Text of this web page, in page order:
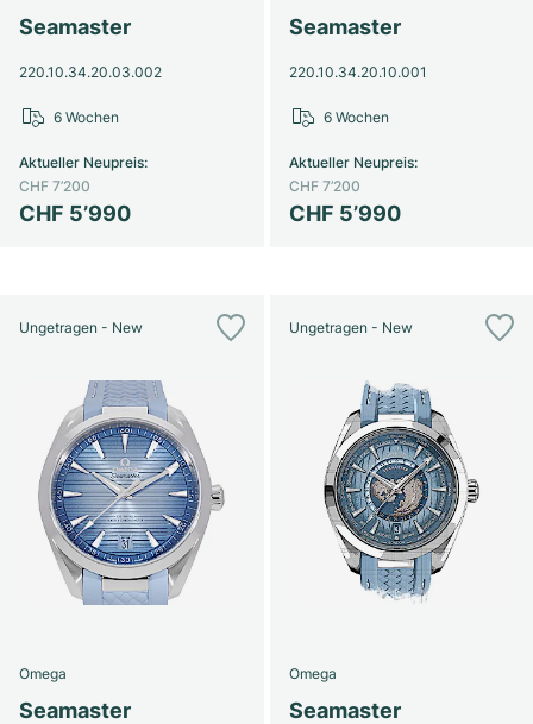
Seamaster
220.10.34.20.03.002
CHF 5’990
Aktueller Neupreis:
CHF 7’200
6 Wochen
Seamaster
220.10.34.20.10.001
CHF 5’990
Aktueller Neupreis:
CHF 7’200
6 Wochen
Ungetragen - New
Omega
Seamaster
Ungetragen - New
Omega
Seamaster